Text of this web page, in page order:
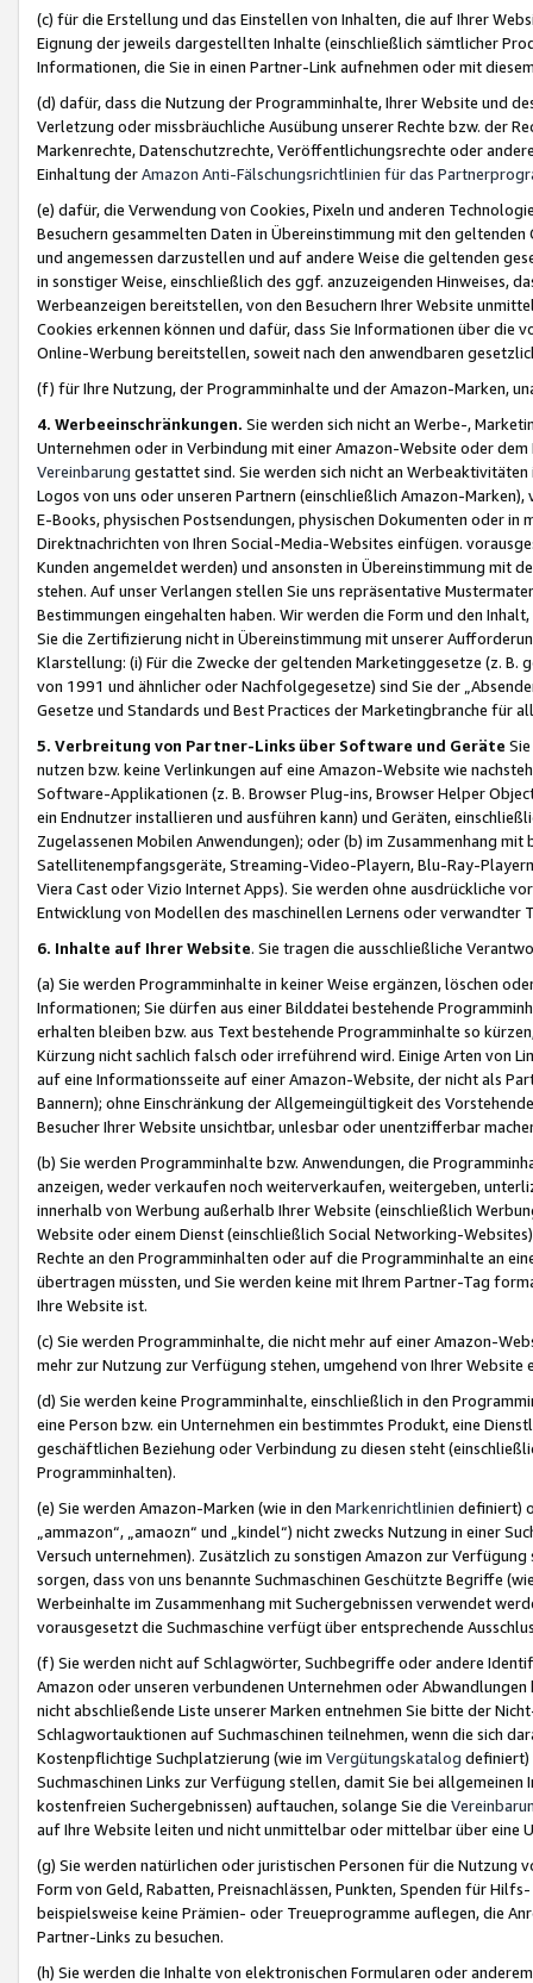
(c) für die Erstellung und das Einstellen von Inhalten, die auf Ihrer
Eignung der jeweils dargestellten Inhalte (einschließlich sämtlicher
Informationen, die Sie in einen Partner-Link aufnehmen oder mit
(d) dafür, dass die Nutzung der Programminhalte, Ihrer Website und
Verletzung oder missbräuchliche Ausübung unserer Rechte bzw. der
Markenrechte, Datenschutzrechte, Veröffentlichungsrechte oder
Einhaltung derAmazon Anti-Fälschungsrichtlinien für das
(e) dafür, die Verwendung von Cookies, Pixeln und anderen
Besuchern gesammelten Daten in Übereinstimmung mit den
und angemessen darzustellen und auf andere Weise die geltenden
in sonstiger Weise, einschließlich des ggf. anzuzeigenden Hinweises,
Werbeanzeigen bereitstellen, von den Besuchern Ihrer Website
Cookies erkennen können und dafür, dass Sie Informationen über die
Online-Werbung bereitstellen, soweit nach den anwendbaren
(f) für Ihre Nutzung, der Programminhalte und der Amazon-Marken,
4. Werbeeinschränkungen. Sie werden sich nicht an Werbe-,
Unternehmen oder in Verbindung mit einer Amazon-Website oder
Vereinbarung gestattet sind. Sie werden sich nicht an
Logos von uns oder unseren Partnern (einschließlich Amazon-
E-Books, physischen Postsendungen, physischen Dokumenten oder in
Direktnachrichten von Ihren Social-Media-Websites einfügen.
Kunden angemeldet werden) und ansonsten in Übereinstimmung mit
stehen. Auf unser Verlangen stellen Sie uns repräsentative
Bestimmungen eingehalten haben. Wir werden die Form und den
Sie die Zertifizierung nicht in Übereinstimmung mit unserer
Klarstellung: (i) Für die Zwecke der geltenden Marketinggesetze (z. B.
von 1991 und ähnlicher oder Nachfolgegesetze) sind Sie der
Gesetze und Standards und Best Practices der Marketingbranche für
5. Verbreitung von Partner-Links über Software und Geräte
nutzen bzw. keine Verlinkungen auf eine Amazon-Website wie
Software-Applikationen (z. B. Browser Plug-ins, Browser Helper
ein Endnutzer installieren und ausführen kann) und Geräten,
Zugelassenen Mobilen Anwendungen); oder (b) im Zusammenhang
Satellitenempfangsgeräte, Streaming-Video-Playern, Blu-Ray-
Viera Cast oder Vizio Internet Apps). Sie werden ohne ausdrückliche
Entwicklung von Modellen des maschinellen Lernens oder
6. Inhalte auf Ihrer Website. Sie tragen die ausschließliche
(a) Sie werden Programminhalte in keiner Weise ergänzen, löschen
Informationen; Sie dürfen aus einer Bilddatei bestehende
erhalten bleiben bzw. aus Text bestehende Programminhalte so
Kürzung nicht sachlich falsch oder irreführend wird. Einige Arten von
auf eine Informationsseite auf einer Amazon-Website, der nicht als
Bannern); ohne Einschränkung der Allgemeingültigkeit des
Besucher Ihrer Website unsichtbar, unlesbar oder unentzifferbar
(b) Sie werden Programminhalte bzw. Anwendungen, die
anzeigen, weder verkaufen noch weiterverkaufen, weitergeben,
innerhalb von Werbung außerhalb Ihrer Website (einschließlich
Website oder einem Dienst (einschließlich Social Networking-
Rechte an den Programminhalten oder auf die Programminhalte an
übertragen müssten, und Sie werden keine mit Ihrem Partner-Tag
Ihre Website ist.
(c) Sie werden Programminhalte, die nicht mehr auf einer Amazon-
mehr zur Nutzung zur Verfügung stehen, umgehend von Ihrer
(d) Sie werden keine Programminhalte, einschließlich in den
eine Person bzw. ein Unternehmen ein bestimmtes Produkt, eine
geschäftlichen Beziehung oder Verbindung zu diesen steht
Programminhalten).
(e) Sie werden Amazon-Marken (wie in den Markenrichtlinien definiert)
„ammazon“, „amaozn“ und „kindel“) nicht zwecks Nutzung in einer
Versuch unternehmen). Zusätzlich zu sonstigen Amazon zur
sorgen, dass von uns benannte Suchmaschinen Geschützte Begriffe
Werbeinhalte im Zusammenhang mit Suchergebnissen verwendet
vorausgesetzt die Suchmaschine verfügt über entsprechende
(f) Sie werden nicht auf Schlagwörter, Suchbegriffe oder andere
Amazon oder unseren verbundenen Unternehmen oder
nicht abschließende Liste unserer Marken entnehmen Sie bitte der
Schlagwortauktionen auf Suchmaschinen teilnehmen, wenn die sich
Kostenpflichtige Suchplatzierung (wie im Vergütungskatalog definiert)
Suchmaschinen Links zur Verfügung stellen, damit Sie bei
kostenfreien Suchergebnissen) auftauchen, solange Sie die
auf Ihre Website leiten und nicht unmittelbar oder mittelbar über eine
(g) Sie werden natürlichen oder juristischen Personen für die Nutzung
Form von Geld, Rabatten, Preisnachlässen, Punkten, Spenden für
beispielsweise keine Prämien- oder Treueprogramme auflegen, die
Partner-Links zu besuchen.
(h) Sie werden die Inhalte von elektronischen Formularen oder